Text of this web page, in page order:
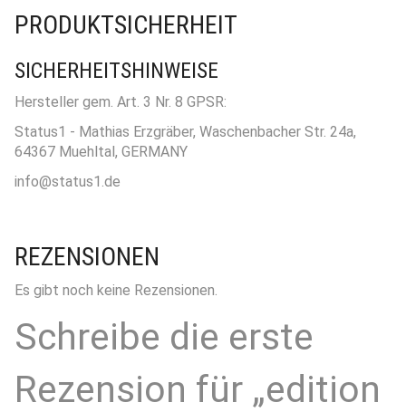
PRODUKTSICHERHEIT
SICHERHEITSHINWEISE
Hersteller gem. Art. 3 Nr. 8 GPSR:
Status1 - Mathias Erzgräber, Waschenbacher Str. 24a,
64367 Muehltal, GERMANY
info@status1.de
REZENSIONEN
Es gibt noch keine Rezensionen.
Schreibe die erste
Rezension für „edition